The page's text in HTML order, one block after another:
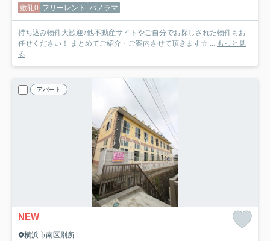
敷礼0 フリーレント パノラマ
持ち込み物件大歓迎♪他不動産サイトやご自分でお探しされた物件もお
任せください！ まとめてご紹介・ご案内させて頂きます☆ ... もっと見
る
アパート
NEW
横浜市南区別所